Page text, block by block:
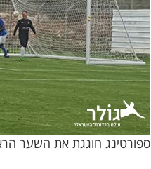
ספורטינג חוגגת את השער